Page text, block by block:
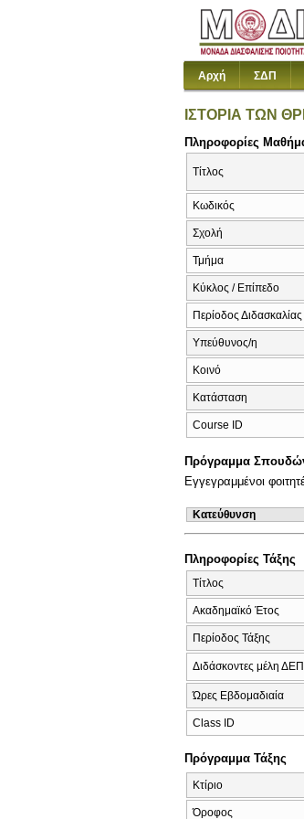
Αρχή ΣΔΠ
ΙΣΤΟΡΙΑ ΤΩΝ
Πληροφορίες
Τίτλος
Κωδικός
Σχολή
Τμήμα
Κύκλος / Επίπεδο
Περίοδος Διδασκαλίας
Υπεύθυνος/η
Κοινό
Κατάσταση
Course ID
Πρόγραμμα
Εγγεγραμμένοι
Κατεύθυνση
Πληροφορίες Τάξης
Τίτλος
Ακαδημαϊκό Έτος
Περίοδος Τάξης
Διδάσκοντες μέλη ΔΕΠ
Ώρες Εβδομαδιαία
Class ID
Πρόγραμμα Τάξης
Κτίριο
Όροφος